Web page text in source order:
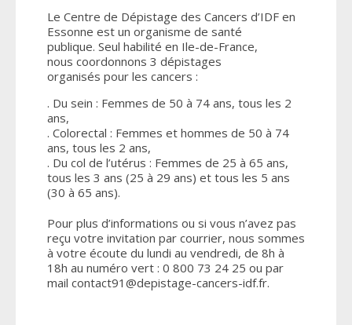
Le Centre de Dépistage des Cancers d’IDF en
Essonne est un organisme de santé
publique. Seul habilité en Ile-de-France,
nous coordonnons 3 dépistages
organisés pour les cancers :
. Du sein : Femmes de 50 à 74 ans, tous les 2
ans,
. Colorectal : Femmes et hommes de 50 à 74
ans, tous les 2 ans,
. Du col de l’utérus : Femmes de 25 à 65 ans,
tous les 3 ans (25 à 29 ans) et tous les 5 ans
(30 à 65 ans).
Pour plus d’informations ou si vous n’avez pas
reçu votre invitation par courrier, nous sommes
à votre écoute du lundi au vendredi, de 8h à
18h au numéro vert : 0 800 73 24 25 ou par
mail contact91@depistage-cancers-idf.fr.